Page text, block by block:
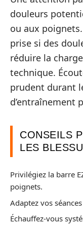
douleurs
ou aux
prise si des
réduire la
technique.
prudent durant
d’entraînement
CONSEILS
LES
Privilégiez la barre
poignets.
Adaptez vos
Échauffez-vous